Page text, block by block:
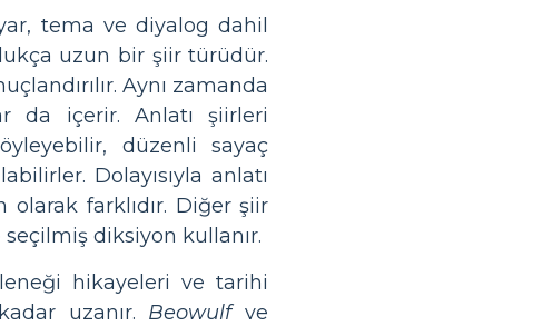
tema ve diyalog dahil
uzun bir şiir türüdür.
Aynı zamanda
da içerir. Anlatı şiirleri
düzenli sayaç
Dolayısıyla anlatı
farklıdır. Diğer şiir
diksiyon kullanır.
hikayeleri ve tarihi
uzanır. Beowulfve